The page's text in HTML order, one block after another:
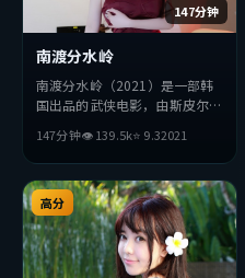
147分钟
南渡分水岭
南渡分水岭（2021）是一部韩
国出品的武侠电影，由斯皮尔伯
主演。影片在叙事与视听上力求
突破，探讨人性与抉择，节奏张
弛有度，适合喜欢该类型的观众
完整观看。
147分钟👁139.5k⭐ 9.32021
高分